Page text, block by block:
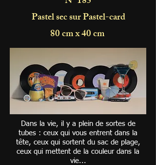
Pastel sec sur Pastel-card
80 cm x 40 cm
Dans la vie, il y a plein de sortes de
tubes : ceux qui vous entrent dans la
tête, ceux qui sortent du sac de plage,
ceux qui mettent de la couleur dans la
vie...